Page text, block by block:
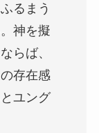
るまう
神を擬
らば、
存在感
ユング